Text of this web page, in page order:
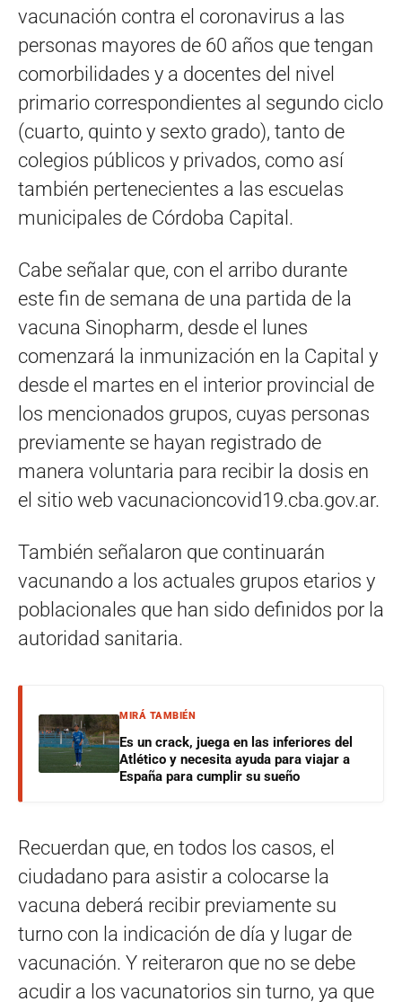
vacunación contra el coronavirus a las
personas mayores de 60 años que tengan
comorbilidades y a docentes del nivel
primario correspondientes al segundo ciclo
(cuarto, quinto y sexto grado), tanto de
colegios públicos y privados, como así
también pertenecientes a las escuelas
municipales de Córdoba Capital.
Cabe señalar que, con el arribo durante
este fin de semana de una partida de la
vacuna Sinopharm, desde el lunes
comenzará la inmunización en la Capital y
desde el martes en el interior provincial de
los mencionados grupos, cuyas personas
previamente se hayan registrado de
manera voluntaria para recibir la dosis en
el sitio web vacunacioncovid19.cba.gov.ar.
También señalaron que continuarán
vacunando a los actuales grupos etarios y
poblacionales que han sido definidos por la
autoridad sanitaria.
MIRÁ TAMBIÉN
Es un crack, juega en las inferiores del
Atlético y necesita ayuda para viajar a
España para cumplir su sueño
Recuerdan que, en todos los casos, el
ciudadano para asistir a colocarse la
vacuna deberá recibir previamente su
turno con la indicación de día y lugar de
vacunación. Y reiteraron que no se debe
acudir a los vacunatorios sin turno, ya que